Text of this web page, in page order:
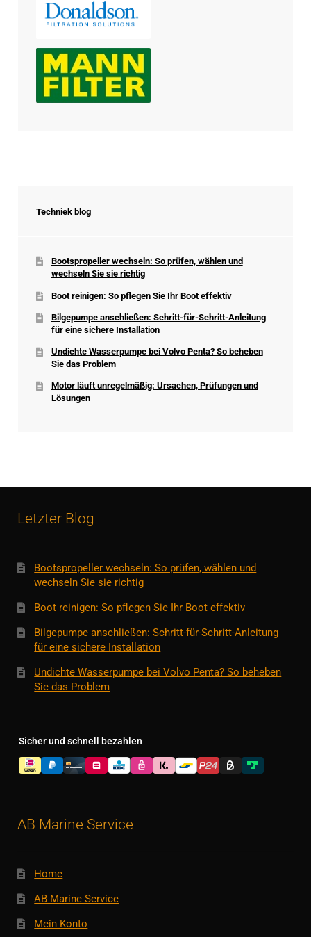
Techniek blog
Bootspropeller wechseln: So prüfen, wählen und
wechseln Sie sie richtig
Boot reinigen: So pflegen Sie Ihr Boot effektiv
Bilgepumpe anschließen: Schritt-für-Schritt-Anleitung
für eine sichere Installation
Undichte Wasserpumpe bei Volvo Penta? So beheben
Sie das Problem
Motor läuft unregelmäßig: Ursachen, Prüfungen und
Lösungen
Letzter Blog
Bootspropeller wechseln: So prüfen, wählen und
wechseln Sie sie richtig
Boot reinigen: So pflegen Sie Ihr Boot effektiv
Bilgepumpe anschließen: Schritt-für-Schritt-Anleitung
für eine sichere Installation
Undichte Wasserpumpe bei Volvo Penta? So beheben
Sie das Problem
Sicher und schnell bezahlen
AB Marine Service
Home
AB Marine Service
Mein Konto